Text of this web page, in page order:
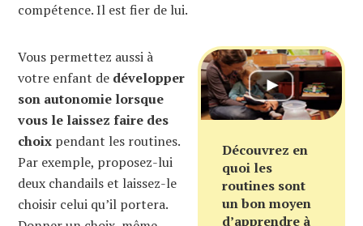
compétence. Il est fier de lui.
Découvrez en
quoi les
routines sont
un bon moyen
d’apprendre à
Vous permettez aussi à
votre enfant de développer
son autonomie lorsque
vous le laissez faire des
choix pendant les routines.
Par exemple, proposez-lui
deux chandails et laissez-le
choisir celui qu’il portera.